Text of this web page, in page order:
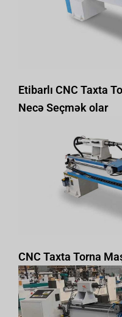
Etibarlı CNC Taxta
Necə Seçmək olar
CNC Taxta Torna